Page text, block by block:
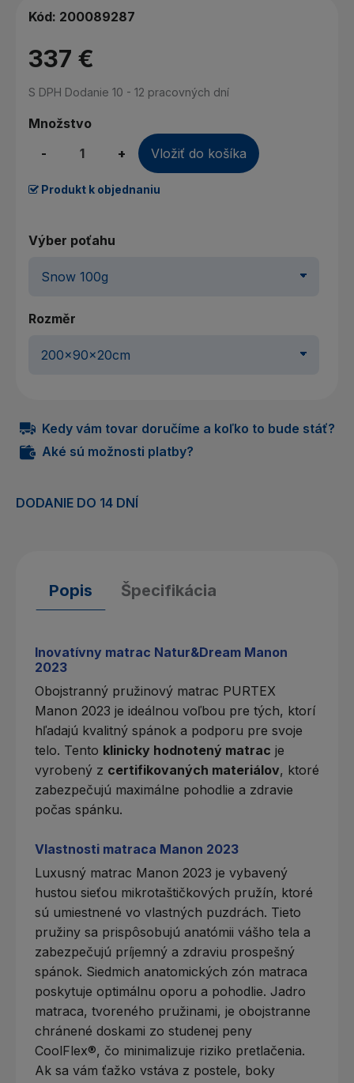
Kód: 200089287
337 €
S DPH Dodanie 10 - 12 pracovných dní
Množstvo
-
+ Vložiť do košíka
Produkt k objednaniu
Výber poťahu
Rozměr
Kedy vám tovar doručíme a koľko to bude stáť?
Aké sú možnosti platby?
DODANIE DO 14 DNÍ
Popis Špecifikácia
Inovatívny matrac Natur&Dream Manon
2023
Obojstranný pružinový matrac PURTEX
Manon 2023 je ideálnou voľbou pre tých, ktorí
hľadajú kvalitný spánok a podporu pre svoje
telo. Tento klinicky hodnotený matrac je
vyrobený z certifikovaných materiálov, ktoré
zabezpečujú maximálne pohodlie a zdravie
počas spánku.
Vlastnosti matraca Manon 2023
Luxusný matrac Manon 2023 je vybavený
hustou sieťou mikrotaštičkových pružín, ktoré
sú umiestnené vo vlastných puzdrách. Tieto
pružiny sa prispôsobujú anatómii vášho tela a
zabezpečujú príjemný a zdraviu prospešný
spánok. Siedmich anatomických zón matraca
poskytuje optimálnu oporu a pohodlie. Jadro
matraca, tvoreného pružinami, je obojstranne
chránené doskami zo studenej peny
CoolFlex®, čo minimalizuje riziko pretlačenia.
Ak sa vám ťažko vstáva z postele, boky